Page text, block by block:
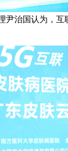
治国认为，